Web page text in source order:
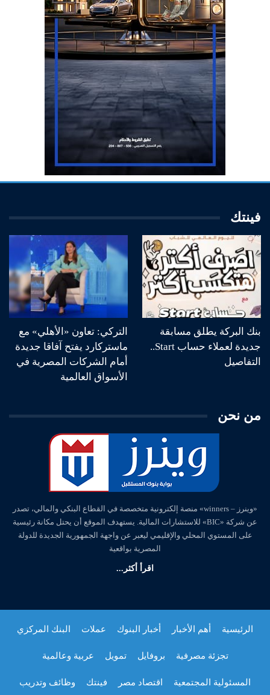
فينتك
بنك البركة يطلق مسابقة
جديدة لعملاء حساب Start..
التفاصيل
التركي: تعاون «الأهلي» مع
ماستركارد يفتح آفاقا جديدة
أمام الشركات المصرية في
الأسواق العالمية
من نحن
«وينرز – winners» منصة إلكترونية متخصصة في القطاع البنكي والمالي، تصدر
عن شركة «BIC» للاستشارات المالية. يستهدف الموقع أن يحتل مكانة رئيسية
على المستوي المحلي والإقليمي ليعبر عن واجهة الجمهورية الجديدة للدولة
المصرية بواقعية
اقرأ أكثر...
الرئيسية أهم الأخبار أخبار البنوك عملات البنك المركزي
تجزئة مصرفية بروفايل تمويل عربية وعالمية
المسئولية المجتمعية اقتصاد مصر فينتك وظائف وتدريب